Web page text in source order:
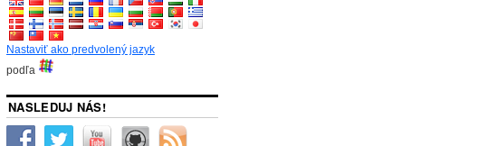
Nastaviť ako predvolený jazyk
podľa
NASLEDUJ NÁS!